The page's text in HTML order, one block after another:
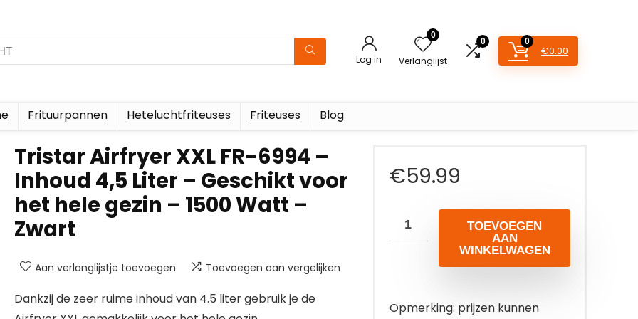
Log in
0
Verlanglijst
0 0
€0.00
Frituurpannen Heteluchtfriteuses Friteuses Blog
Tristar Airfryer XXL FR-6994 –
Inhoud 4,5 Liter – Geschikt voor
het hele gezin – 1500 Watt –
Zwart
Aan verlanglijstje toevoegen Toevoegen aan vergelijken
Dankzij de zeer ruime inhoud van 4.5 liter gebruik je de
€59.99
TOEVOEGEN
AAN
WINKELWAGEN
Opmerking: prijzen kunnen